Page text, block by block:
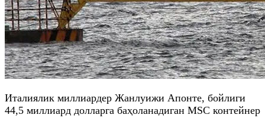
Италиялик миллиардер Жанлуижи Апонте, бойлиги
44,5 миллиард долларга баҳоланадиган MSC контейнер